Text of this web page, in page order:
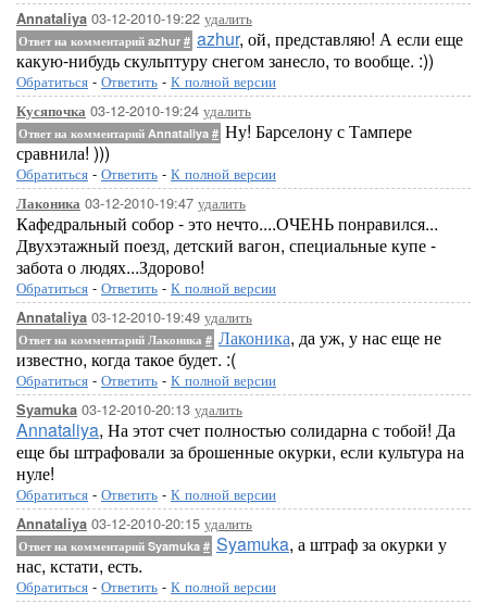
Annataliya 03-12-2010-19:22 удалить
Ответ на комментарий azhur # azhur, ой, представляю! А если еще
какую-нибудь скульптуру снегом занесло, то вообще. :))
Обратиться - Ответить - К полной версии
Кусяпочка 03-12-2010-19:24 удалить
Ответ на комментарий Annataliya # Ну! Барселону с Тампере
сравнила! )))
Обратиться - Ответить - К полной версии
Лаконика 03-12-2010-19:47 удалить
Кафедральный собор - это нечто....ОЧЕНЬ понравился...
Двухэтажный поезд, детский вагон, специальные купе -
забота о людях...Здорово!
Обратиться - Ответить - К полной версии
Annataliya 03-12-2010-19:49 удалить
Ответ на комментарий Лаконика # Лаконика, да уж, у нас еще не
известно, когда такое будет. :(
Обратиться - Ответить - К полной версии
Syamuka 03-12-2010-20:13 удалить
Annataliya, На этот счет полностью солидарна с тобой! Да
еще бы штрафовали за брошенные окурки, если культура на
нуле!
Обратиться - Ответить - К полной версии
Annataliya 03-12-2010-20:15 удалить
Ответ на комментарий Syamuka # Syamuka, а штраф за окурки у
нас, кстати, есть.
Обратиться - Ответить - К полной версии